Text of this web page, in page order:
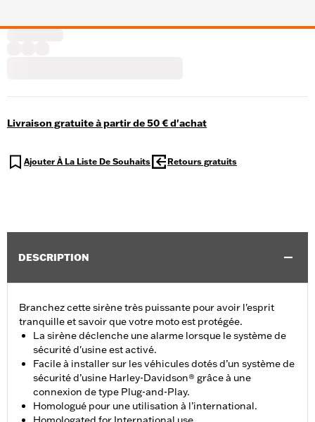
Livraison gratuite à partir de 50 € d'achat
Ajouter À La Liste De Souhaits Retours gratuits
DESCRIPTION
Branchez cette sirène très puissante pour avoir l'esprit
tranquille et savoir que votre moto est protégée.
La sirène déclenche une alarme lorsque le système de
sécurité d'usine est activé.
Facile à installer sur les véhicules dotés d’un système de
sécurité d’usine Harley-Davidson® grâce à une
connexion de type Plug-and-Play.
Homologué pour une utilisation à l’international.